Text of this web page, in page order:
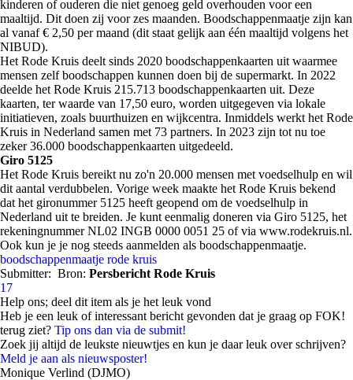
kinderen of ouderen die niet genoeg geld overhouden voor een
maaltijd. Dit doen zij voor zes maanden. Boodschappenmaatje zijn kan
al vanaf € 2,50 per maand (dit staat gelijk aan één maaltijd volgens het
NIBUD).
Het Rode Kruis deelt sinds 2020 boodschappenkaarten uit waarmee
mensen zelf boodschappen kunnen doen bij de supermarkt. In 2022
deelde het Rode Kruis 215.713 boodschappenkaarten uit. Deze
kaarten, ter waarde van 17,50 euro, worden uitgegeven via lokale
initiatieven, zoals buurthuizen en wijkcentra. Inmiddels werkt het Rode
Kruis in Nederland samen met 73 partners. In 2023 zijn tot nu toe
zeker 36.000 boodschappenkaarten uitgedeeld.
Giro 5125
Het Rode Kruis bereikt nu zo'n 20.000 mensen met voedselhulp en wil
dit aantal verdubbelen. Vorige week maakte het Rode Kruis bekend
dat het gironummer 5125 heeft geopend om de voedselhulp in
Nederland uit te breiden. Je kunt eenmalig doneren via Giro 5125, het
rekeningnummer NL02 INGB 0000 0051 25 of via www.rodekruis.nl.
Ook kun je je nog steeds aanmelden als boodschappenmaatje.
boodschappenmaatje rode kruis
Submitter: Bron: Persbericht Rode Kruis
17
Help ons; deel dit item als je het leuk vond
Heb je een leuk of interessant bericht gevonden dat je graag op FOK!
terug ziet? Tip ons dan via de submit!
Zoek jij altijd de leukste nieuwtjes en kun je daar leuk over schrijven?
Meld je aan als nieuwsposter!
Monique Verlind (DJMO)